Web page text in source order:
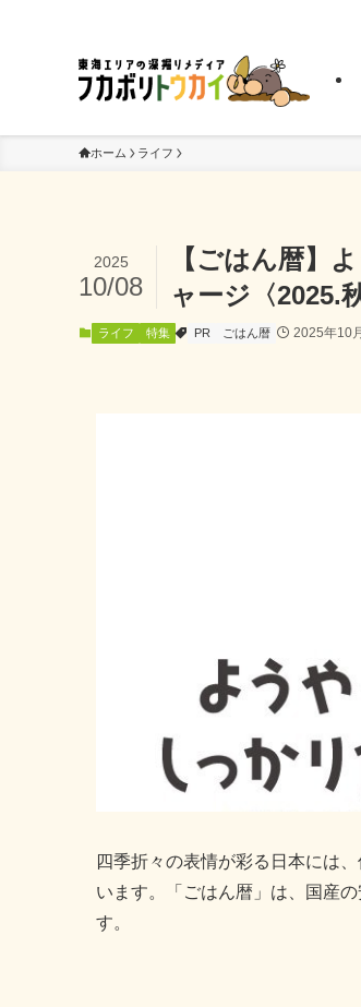
ホーム ライフ
【ごはん暦】
ャージ〈2025.
2025
10/08
ライフ 特集 PR ごはん暦 2025年10
四季折々の表情が彩る日本には
います。「ごはん暦」は、国産
す。